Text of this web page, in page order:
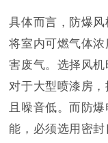
具体而言，防爆
将室内可燃气体
害废气。选择风机
对于大型喷漆房
且噪音低。而防
能，必须选用密